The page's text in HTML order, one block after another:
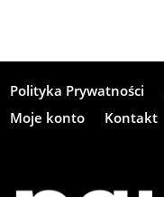
Polityka Prywatności
Moje konto
Kontakt